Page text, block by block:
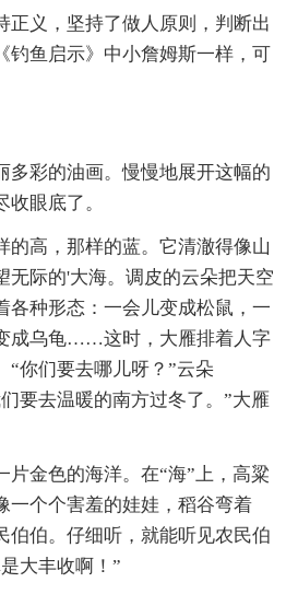
正义，坚持了做人原则，判断出
钓鱼启示》中小詹姆斯一样，可
多彩的油画。慢慢地展开这幅的
眼底了。
的高，那样的蓝。它清澈得像山
无际的'大海。调皮的云朵把天空
各种形态：一会儿变成松鼠，一
成乌龟……这时，大雁排着人字
“你们要去哪儿呀？”云朵
要去温暖的南方过冬了。”大雁
片金色的海洋。在“海”上，高粱
一个个害羞的娃娃，稻谷弯着
伯伯。仔细听，就能听见农民伯
大丰收啊！”